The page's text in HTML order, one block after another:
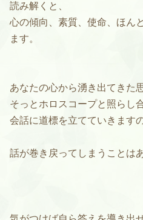
読み解くと、
心の傾向、素質、使命、ほん
ます。
あなたの心から湧き出てきた
そっとホロスコープと照らし
会話に道標を立てていきます
話が巻き戻ってしまうことは